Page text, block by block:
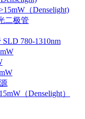
（Denselight)
二极管
780-1310nm
（Denselight）